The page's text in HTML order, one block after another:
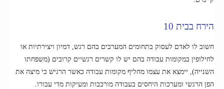
הירח בבית 10
חשוב לו לאדם לעסוק בתחומים המערבים בהם רגש, דמיון ויצירתיות או
לחילופין במקומות עבודה בהם יש לו קשרים רגשיים קרובים (משפחתו
השנייה), יימצא את עצמו מחליף מקומות עבודה כאשר הרגיש כי מיצה את
הפן הרגשי ומערכות היחסים בעבודה מורכבות ומעיקות מדי עבורו.